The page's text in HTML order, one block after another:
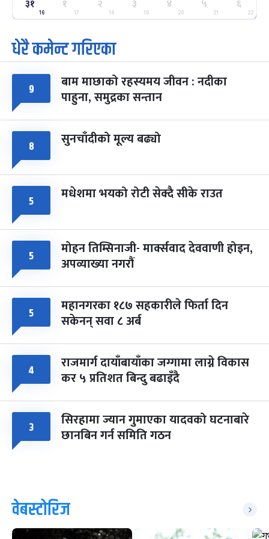
२५
मंगल फाल्गुन २५, २०८३ Mar 9, 2027
७
आइत
पूर्णिमा व्रत
चैत्र ७, २०८३-Mar 21, 2027
८ फागुपूर्णिमा
चैत्र ८, २०८३-Mar 22, 2027
७ महिना बाँकी
३१
16
१
17
२
18
३
19
४
20
५
21
६
22
धेरै कमेन्ट गरिएका
९ बाम माछाको रहस्यमय जीवन : नदीका
पाहुना, समुद्रका सन्तान
८ सुनचाँदीको मूल्य बढ्यो
५ मधेशमा भयको रोटी सेक्दै सीके राउत
५ मोहन तिम्सिनाजी- मार्क्सवाद देववाणी होइन,
अपव्याख्या नगरौं
५ महानगरका १८७ सहकारीले फिर्ता दिन
सकेनन् सवा ८ अर्ब
४ राजमार्ग दायाँबायाँका जग्गामा लाग्ने विकास
कर ५ प्रतिशत बिन्दु बढाइँदै
३ सिरहामा ज्यान गुमाएका यादवको घटनाबारे
छानबिन गर्न समिति गठन
वेबस्टोरिज